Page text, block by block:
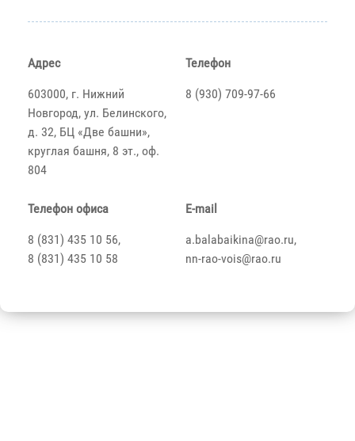
Адрес
603000, г. Нижний
Новгород, ул. Белинского,
д. 32, БЦ «Две башни»,
круглая башня, 8 эт., оф.
804
Телефон
8 (930) 709-97-66
Телефон офиса
8 (831) 435 10 56,
8 (831) 435 10 58
E-mail
a.balabaikina@rao.ru,
nn-rao-vois@rao.ru